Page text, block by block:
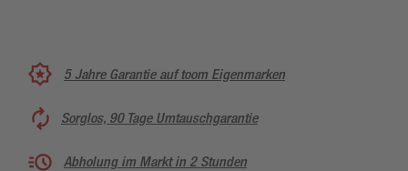
5 Jahre Garantie auf toom Eigenmarken
Sorglos, 90 Tage Umtauschgarantie
Abholung im Markt in 2 Stunden